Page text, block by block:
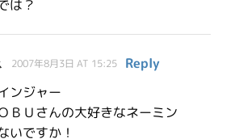
は？
2007年8月3日 AT 15:25
Reply
ンジャー
ＢＵさんの大好きなネーミン
いですか！